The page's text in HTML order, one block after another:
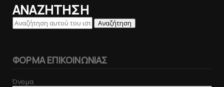
ΑΝΑΖΗΤΗΣΗ
ΦΟΡΜΑ ΕΠΙΚΟΙΝΩΝΙΑΣ
Όνομα